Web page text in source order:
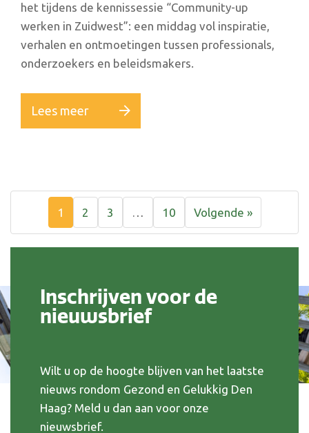
het tijdens de kennissessie “Community-up
werken in Zuidwest”: een middag vol inspiratie,
verhalen en ontmoetingen tussen professionals,
onderzoekers en beleidsmakers.
Lees meer
1 2 3 … 10 Volgende »
Inschrijven voor de
nieuwsbrief
Wilt u op de hoogte blijven van het laatste
nieuws rondom Gezond en Gelukkig Den
Haag? Meld u dan aan voor onze
nieuwsbrief.